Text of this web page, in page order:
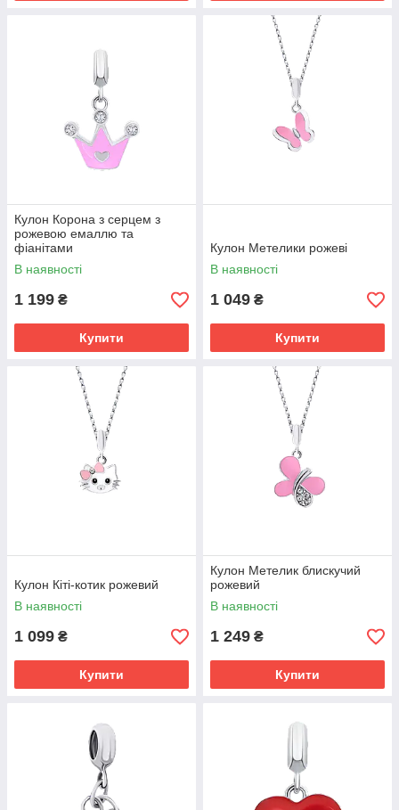
Кулон Корона з серцем з
рожевою емаллю та
фіанітами
В наявності
1 199 ₴
Купити
Кулон Метелики рожеві
В наявності
1 049 ₴
Купити
Кулон Кіті-котик рожевий
В наявності
1 099 ₴
Купити
Кулон Метелик блискучий
рожевий
В наявності
1 249 ₴
Купити